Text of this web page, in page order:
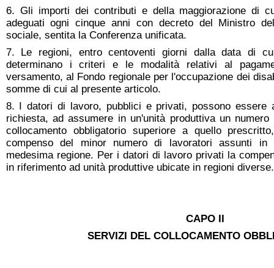
6. Gli importi dei contributi e della maggiorazione di
adeguati ogni cinque anni con decreto del Ministro
sociale, sentita la Conferenza unificata.
7. Le regioni, entro centoventi giorni dalla data di
determinano i criteri e le modalità relativi al
versamento, al Fondo regionale per l'occupazione dei
somme di cui al presente articolo.
8. I datori di lavoro, pubblici e privati, possono essere
richiesta, ad assumere in un'unità produttiva un
collocamento obbligatorio superiore a quello
compenso del minor numero di lavoratori assunti in
medesima regione. Per i datori di lavoro privati la
in riferimento ad unità produttive ubicate in regioni diverse.
CAPO II
SERVIZI DEL COLLOCAMENTO